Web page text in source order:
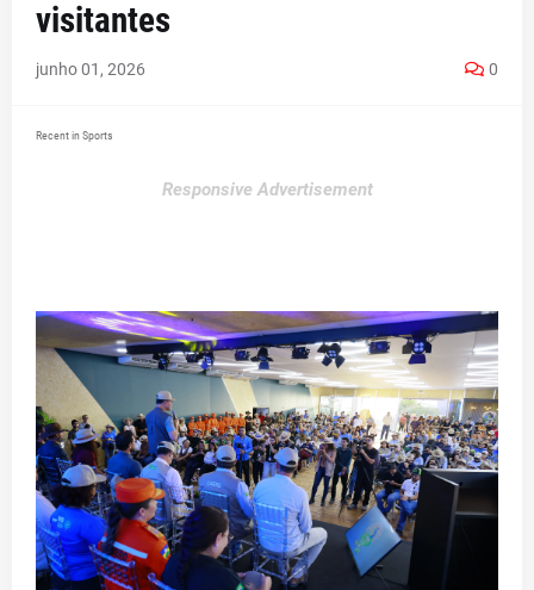
visitantes
junho 01, 2026 0
Recent in Sports
Responsive Advertisement